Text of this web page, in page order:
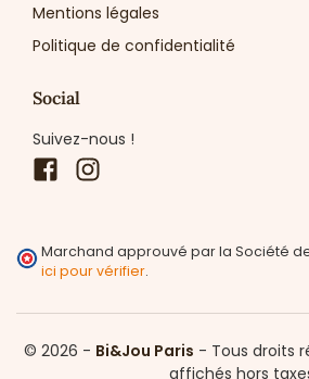
Mentions légales
Politique de confidentialité
Social
Suivez-nous !
Facebook
Marchand approuvé par la Société
ici pour vérifier.
© 2026 - Bi&Jou Paris - Tous droits
affichés hors